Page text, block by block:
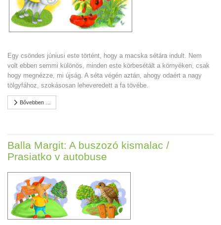
Egy csöndes júniusi este történt, hogy a macska sétára indult. Nem
volt ebben semmi különös, minden este körbesétált a környéken, csak
hogy megnézze, mi újság. A séta végén aztán, ahogy odaért a nagy
tölgyfához, szokásosan leheveredett a fa tövébe.
Bővebben …
Balla Margit: A buszozó kismalac /
Prasiatko v autobuse